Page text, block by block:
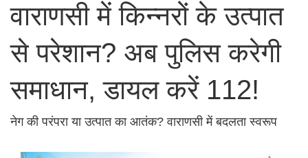
वाराणसी में किन्नरों के उत्पात
से परेशान? अब पुलिस करेगी
समाधान, डायल करें 112!
नेग की परंपरा या उत्पात का आतंक? वाराणसी में बदलता स्वरूप